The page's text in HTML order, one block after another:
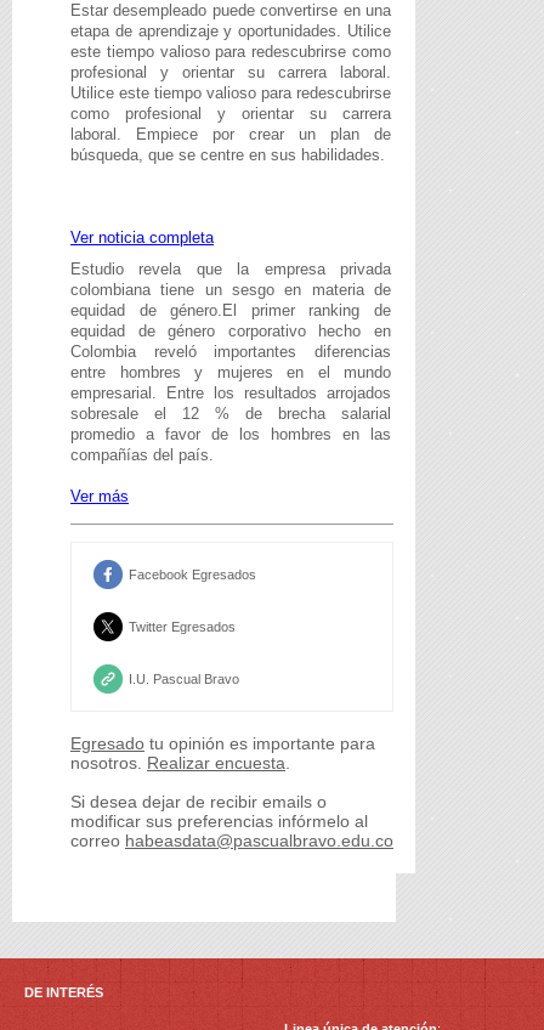
Estar desempleado puede convertirse en una
etapa de aprendizaje y oportunidades. Utilice
este tiempo valioso para redescubrirse como
profesional y orientar su carrera laboral.
Utilice este tiempo valioso para redescubrirse
como profesional y orientar su carrera
laboral. Empiece por crear un plan de
búsqueda, que se centre en sus habilidades.
Ver noticia completa
Estudio revela que la empresa privada
colombiana tiene un sesgo en materia de
equidad de género.El primer ranking de
equidad de género corporativo hecho en
Colombia reveló importantes diferencias
entre hombres y mujeres en el mundo
empresarial. Entre los resultados arrojados
sobresale el 12 % de brecha salarial
promedio a favor de los hombres en las
compañías del país.
Ver más
Facebook Egresados
Twitter Egresados
I.U. Pascual Bravo
Egresado tu opinión es importante para
nosotros. Realizar encuesta
Si desea dejar de recibir emails o
modificar sus preferencias infórmelo al
correo habeasdata@pascualbravo.edu.co
DE INTERÉS